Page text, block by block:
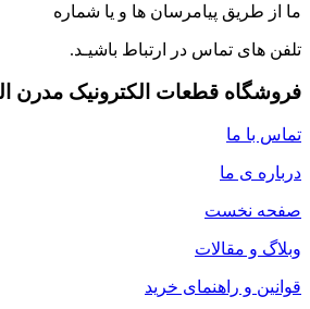
ما از طریق پیامرسان ها و یا شماره
تلفن های تماس در ارتباط باشیـد.
فروشگاه قطعات الکترونیک مدرن
تماس با ما
درباره ی ما
صفحه نخست
وبلاگ و مقالات
قوانین و راهنمای خرید